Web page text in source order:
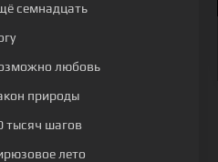
семнадцать
любовь
природы
тысяч шагов
лето